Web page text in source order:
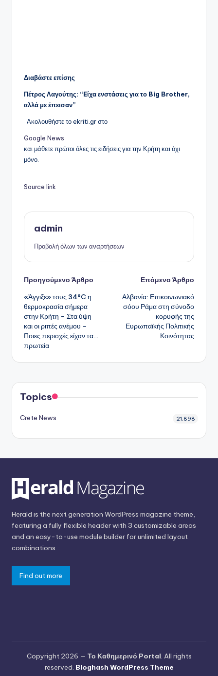
Διαβάστε επίσης
Πέτρος Λαγούτης: “Eίχα ενστάσεις για το Big Brother,
αλλά με έπεισαν”
Ακολουθήστε το ekriti.gr στο
Google News
και μάθετε πρώτοι όλες τις ειδήσεις για την Κρήτη και όχι
μόνο.
Source link
admin
Προβολή όλων των αναρτήσεων
Πλοήγηση
δημοσιεύσεων
Προηγούμενο Άρθρο
«Άγγιξε» τους 34°C η
θερμοκρασία σήμερα
στην Κρήτη – Στα ύψη
και οι ριπές ανέμου –
Ποιες περιοχές είχαν τα…
πρωτεία
Επόμενο Άρθρο
Αλβανία: Επικοινωνιακό
σόου Ράμα στη σύνοδο
κορυφής της
Ευρωπαϊκής Πολιτικής
Κοινότητας
Topics
Crete News 21,898
Herald is the next generation WordPress magazine theme,
featuring a fully flexible header with 3 customizable areas
and an easy-to-use module builder for unlimited layout
combinations
Find out more
Copyright 2026 — Το Καθημερινό Portal. All rights
reserved. Bloghash WordPress Theme